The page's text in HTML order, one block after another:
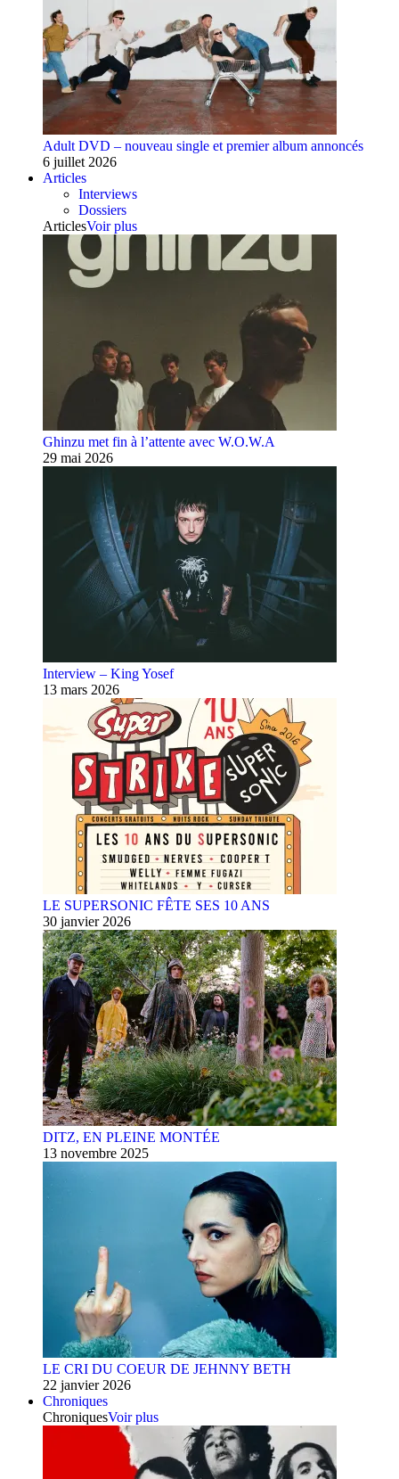
Adult DVD – nouveau single et premier album annoncés
6 juillet 2026
Articles
Interviews
Dossiers
ArticlesVoir plus
Ghinzu met fin à l’attente avec W.O.W.A
29 mai 2026
Interview – King Yosef
13 mars 2026
LE SUPERSONIC FÊTE SES 10 ANS
30 janvier 2026
DITZ, EN PLEINE MONTÉE
13 novembre 2025
LE CRI DU COEUR DE JEHNNY BETH
22 janvier 2026
Chroniques
ChroniquesVoir plus